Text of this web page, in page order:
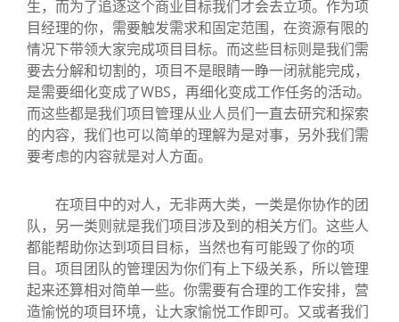
生，而为了追逐这个商业目标我们才会去立项。作为项
目经理的你，需要触发需求和固定范围，在资源有限的
情况下带领大家完成项目目标。而这些目标则是我们需
要去分解和切割的，项目不是眼睛一睁一闭就能完成，
是需要细化变成了WBS，再细化变成工作任务的活动。
而这些都是我们项目管理从业人员们一直去研究和探索
的内容，我们也可以简单的理解为是对事，另外我们需
要考虑的内容就是对人方面。
在项目中的对人，无非两大类，一类是你协作的团
队，另一类则就是我们项目涉及到的相关方们。这些人
都能帮助你达到项目目标，当然也有可能毁了你的项
目。项目团队的管理因为你们有上下级关系，所以管理
起来还算相对简单一些。你需要有合理的工作安排，营
造愉悦的项目环境，让大家愉悦工作即可。又或者我们